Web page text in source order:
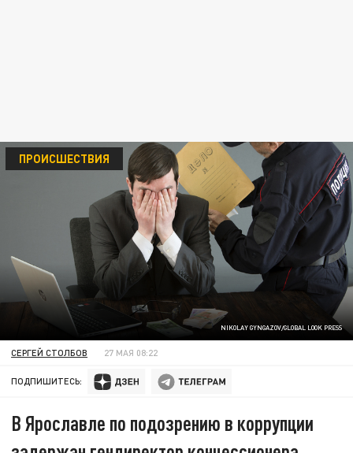
NIKOLAY GYNGAZOV/GLOBAL LOOK PRESS
ПРОИСШЕСТВИЯ
СЕРГЕЙ СТОЛБОВ 27 МАЯ 08:22
ПОДПИШИТЕСЬ:
В Ярославле по подозрению в коррупции